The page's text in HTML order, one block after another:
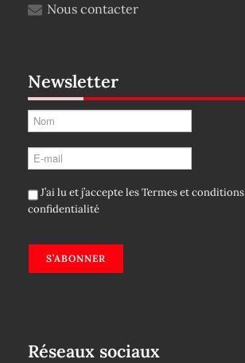
Nous contacter
Newsletter
J’ai lu et j’accepte lesTermes et conditions
confidentialité
S’ABONNER
Réseaux sociaux